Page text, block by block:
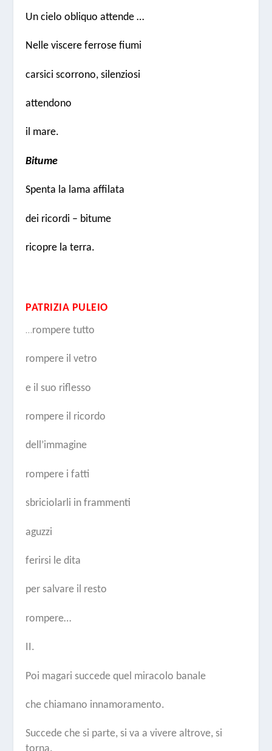
Un cielo obliquo attende …
Nelle viscere ferrose fiumi
carsici scorrono, silenziosi
attendono
il mare.
Bitume
Spenta la lama affilata
dei ricordi – bitume
ricopre la terra.
PATRIZIA PULEIO
…rompere tutto
rompere il vetro
e il suo riflesso
rompere il ricordo
dell’immagine
rompere i fatti
sbriciolarli in frammenti
aguzzi
ferirsi le dita
per salvare il resto
rompere…
II.
Poi magari succede quel miracolo banale
che chiamano innamoramento.
Succede che si parte, si va a vivere altrove, si